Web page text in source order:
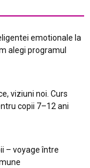
emotionale la
alegi programul
viziuni noi. Curs
copii 7–12 ani
– voyage între